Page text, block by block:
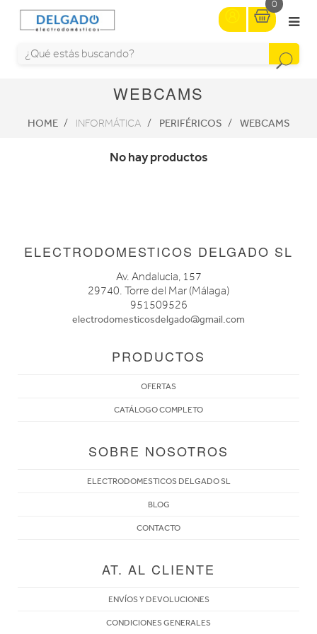
0
WEBCAMS
HOME INFORMÁTICA PERIFÉRICOS WEBCAMS
No hay productos
ELECTRODOMESTICOS DELGADO SL
Av. Andalucia, 157
29740. Torre del Mar (Málaga)
951509526
electrodomesticosdelgado@gmail.com
PRODUCTOS
OFERTAS
CATÁLOGO COMPLETO
SOBRE NOSOTROS
ELECTRODOMESTICOS DELGADO SL
BLOG
CONTACTO
AT. AL CLIENTE
ENVÍOS Y DEVOLUCIONES
CONDICIONES GENERALES